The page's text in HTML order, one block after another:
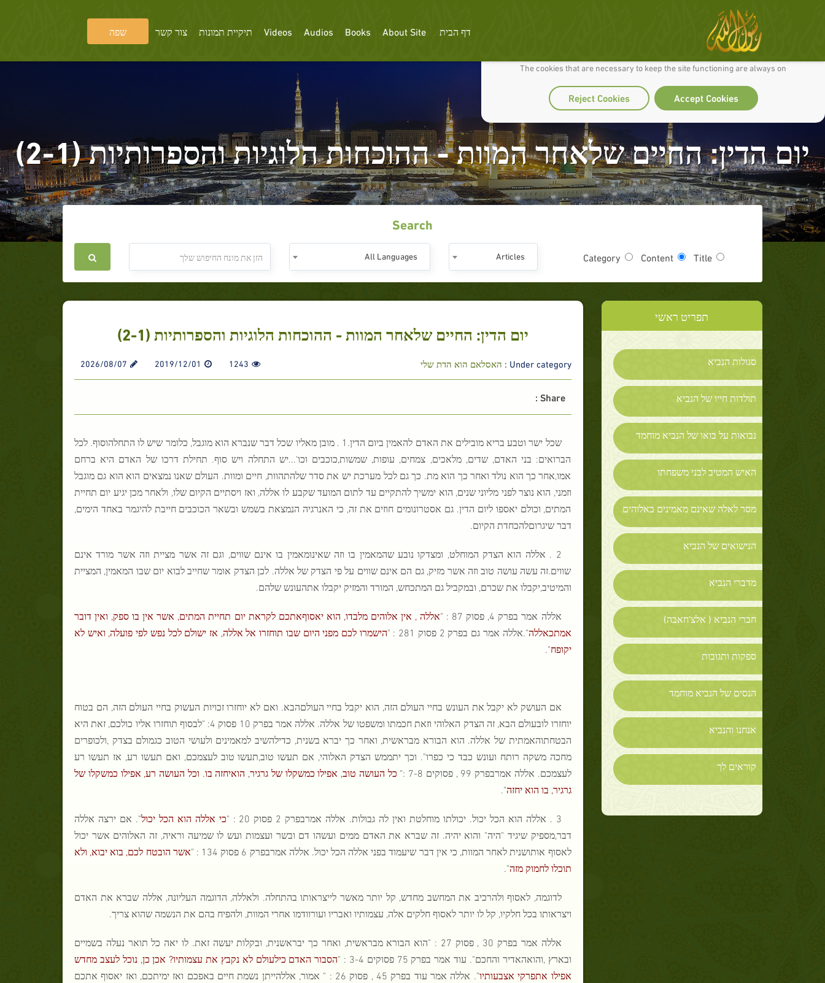
We use cookies to make our site work well for you and so we can continually improve it.
The cookies that are necessary to keep the site functioning are always on
Accept Cookies
Reject Cookies
דף הבית About Site
Books
Audios
Videos תיקיית תמונות צור קשר שפה
יום הדין: החיים שלאחר המוות - ההוכחות הלוגיות והספרותיות (2-1)
Search
Title
Content
Category
Articles
All Languages
תפריט ראשי
סגולות הנביא
תולדות חייו של הנביא
נבואות על בואו של הנביא מוחמד
האיש המטיב לבני משפחתו
מסר לאלה שאינם מאמינים באלוהים
הנישואים של הנביא
מדברי הנביא
חברי הנביא ( אלצ'חאבּה)
ספקות ותגובות
הנסים של הנביא מוחמד
אנחנו והנביא
קוראים לך
יום הדין: החיים שלאחר המוות - ההוכחות הלוגיות והספרותיות (2-1)
Under category : האסלאם הוא הדת שלי 1243
2019/12/01
2026/08/07
Share :
שכל ישר וטבע בריא מובילים את האדם להאמין ביום הדין.1 . מובן מאליו שכל דבר שנברא הוא מוגבל, כלומר שיש לו התחלהוסוף. לכל
הברואים: בני האדם, שדים, מלאכים, צמחים, עופות, שמשות,כוכבים וכו'...יש התחלה ויש סוף. תחילת דרכו של האדם היא ברחם
אמו,אחר כך הוא נולד ואחר כך הוא מת. כך גם לכל מערכת יש את סדר שלהתהוות, חיים ומוות. העולם שאנו נמצאים הוא הוא גם מוגבל
וזמני, הוא נוצר לפני מליוני שנים, הוא ימשיך להתקיים עד לתום המועד שקבע לו אללה, ואז ויסתיים הקיום שלו, ולאחר מכן יגיע יום תחיית
המתים, וכולם יאספו ליום הדין. גם אסטרונומים חוזים את זה, כי האנרגיה הנמצאת בשמש ובשאר הכוכבים חייבת להיגמר באחד הימים,
דבר שיגרוםלהכחדת הקיום.
2 . אללה הוא הצדק המוחלט, ומצדקו נובע שהמאמין בו וזה שאינומאמין בו אינם שווים, וגם זה אשר מציית וזה אשר מורד אינם
שווים.זה עשה עושה טוב וזה אשר מזיק, גם הם אינם שווים על פי הצדק של אללה. לכן הצדק אומר שחייב לבוא יום שבו המאמין, המציית
והמיטיב,יקבלו את שכרם, ובמקביל גם המתכחש, המורד והמזיק יקבלו אתהעונש שלהם.
אללה אמר בפרק 4, פסוק 87 : "
אללה , אין אלוהים מלבדו, הוא יאסוףאתכם לקראת יום תחיית המתים, אשר אין בו ספק, ואין דובר
אמתכאללה".אללה אמר גם בפרק 2 פסוק 281 : "
הישמרו לכם מפני היום שבו תוחזרו אל אללה, אז ישולם לכל נפש לפי פועלה, ואיש לא
יקופח".
אם העושק לא יקבל את העונש בחיי העולם הזה, הוא יקבל בחיי העולםהבא. ואם לא יוחזרו זכויות העשוק בחיי העולם הזה, הם בטוח
יוחזרו לובעולם הבא, זה הצדק האלוהי וזאת חכמתו ומשפטו של אללה. אללה אמר בפרק 10 פסוק 4: "לבסוף תוחזרו אליו כולכם, זאת היא
הבטחתוהאמתית של אללה. הוא הבורא מבראשית, ואחר כך יברא בשנית, כדילהשיב למאמינים ולעושי הטוב כגמולם בצדק ,ולכופרים
מחכה משקה רותח ועונש כבד כי כפרו". וכך יתממש הצדק האלוהי, אם תעשו טוב,תעשו טוב לעצמכם, ואם תעשו רע, אז תעשו רע
לעצמכם. אללה אמרבפרק 99 , פסוקים 7-8 :"
כל העושה טוב, אפילו כמשקלו של גרגיר, הואיחזה בו. וכל העושה רע, אפילו כמשקלו של
גרגיר, בו הוא יחזה"
.
3 . אללה הוא הכל יכול. יכולתו מוחלטת ואין לה גבולות. אללה אמרבפרק 2 פסוק 20 : " כי אללה הוא הכל יכול". אם ירצה אללה
דבר,מספיק שיגיד "היה" והוא יהיה. זה שברא את האדם ממים ועשהו דם ובשר ועצמות ועש לו שמיעה וראיה, זה האלוהים אשר יכול
לאסוף אותושנית לאחר המוות, כי אין דבר שיעמוד בפני אללה הכל יכול. אללה אמרבפרק 6 פסוק 134 : "
אשר הובטח לכם, בוא יבוא, ולא
תוכלו לחמוק מזה".
לדוגמה, לאסוף ולהרכיב את המחשב מחדש, קל יותר מאשר לייצראותו בהתחלה. ולאללה, הדוגמה העליונה, אללה שברא את האדם
ויצראותו בכל חלקיו, קל לו יותר לאסוף חלקים אלה, עצמותיו ואבריו ועורוודמו אחרי המוות, ולהפיח בהם את הנשמה שהוא צריך.
אללה אמר בפרק 30 , פסוק 27 : "הוא הבורא מבראשית, ואחר כך יבראשנית, ובקלות יעשה זאת. לו יאה כל תואר נעלה בשמיים
ובארץ ,והואהאדיר והחכם". עוד אמר בפרק 75 פסוקים 3-4 : "
הסבור האדם כילעולם לא נקבץ את עצמותיו? אכן כן, נוכל לעצב מחדש
אפילו אתפרקי אצבעותיו
". אללה אמר עוד בפרק 45 , פסוק 26 : " אמור, אללהייתן נשמת חיים באפכם ואז ימיתכם, ואז יאסוף אתכם